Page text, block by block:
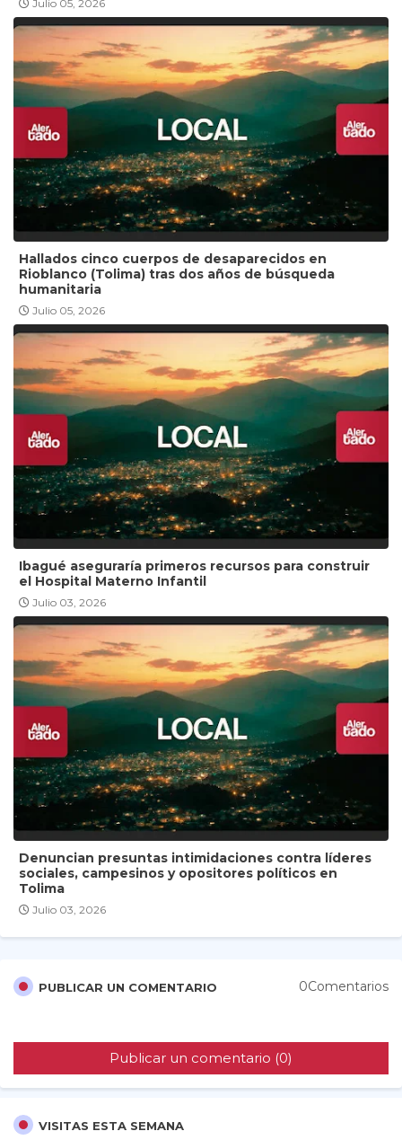
Julio 05, 2026
Hallados cinco cuerpos de desaparecidos en
Rioblanco (Tolima) tras dos años de búsqueda
humanitaria
Julio 05, 2026
Ibagué aseguraría primeros recursos para construir
el Hospital Materno Infantil
Julio 03, 2026
Denuncian presuntas intimidaciones contra líderes
sociales, campesinos y opositores políticos en
Tolima
Julio 03, 2026
PUBLICAR UN COMENTARIO 0Comentarios
Publicar un comentario (0)
VISITAS ESTA SEMANA